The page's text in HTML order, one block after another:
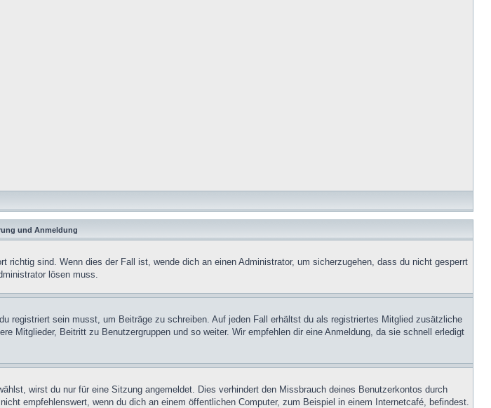
und Anmeldung
sind. Wenn dies der Fall ist, wende dich an einen Administrator, um sicherzugehen, dass du nicht gesperrt
lösen muss.
registriert sein musst, um Beiträge zu schreiben. Auf jeden Fall erhältst du als registriertes Mitglied zusätzliche
Mitglieder, Beitritt zu Benutzergruppen und so weiter. Wir empfehlen dir eine Anmeldung, da sie schnell erledigt
wirst du nur für eine Sitzung angemeldet. Dies verhindert den Missbrauch deines Benutzerkontos durch
empfehlenswert, wenn du dich an einem öffentlichen Computer, zum Beispiel in einem Internetcafé, befindest.